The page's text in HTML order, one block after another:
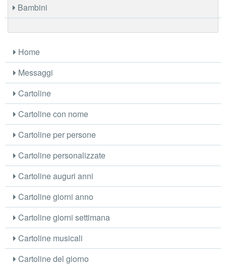
Bambini
Home
Messaggi
Cartoline
Cartoline con nome
Cartoline per persone
Cartoline personalizzate
Cartoline auguri anni
Cartoline giorni anno
Cartoline giorni settimana
Cartoline musicali
Cartoline del giorno